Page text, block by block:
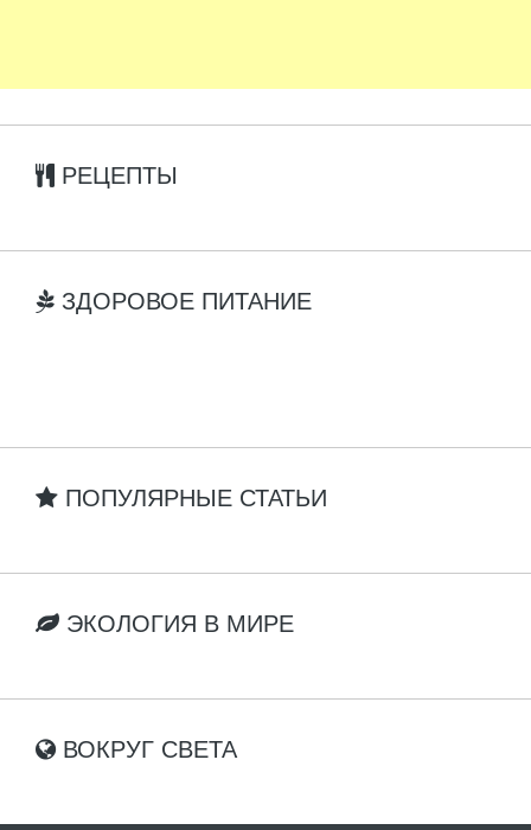
РЕЦЕПТЫ
ЗДОРОВОЕ ПИТАНИЕ
ПОПУЛЯРНЫЕ СТАТЬИ
ЭКОЛОГИЯ В МИРЕ
ВОКРУГ СВЕТА